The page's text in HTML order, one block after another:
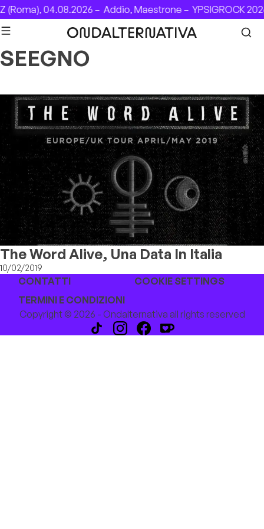
Skip to content
(Roma), 04.08.2026 – Addio, Maestrone – YPSIGROCK
SEEGNO
The Word Alive, Una Data In Italia
10/02/2019
CONTATTI
COOKIE SETTINGS
TERMINI E CONDIZIONI
Copyright © 2026 - Ondalternativa all rights reserved